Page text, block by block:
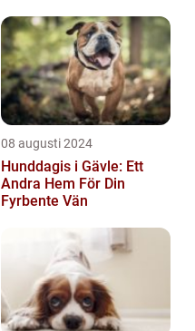
08 augusti 2024
Hunddagis i Gävle: Ett
Andra Hem För Din
Fyrbente Vän